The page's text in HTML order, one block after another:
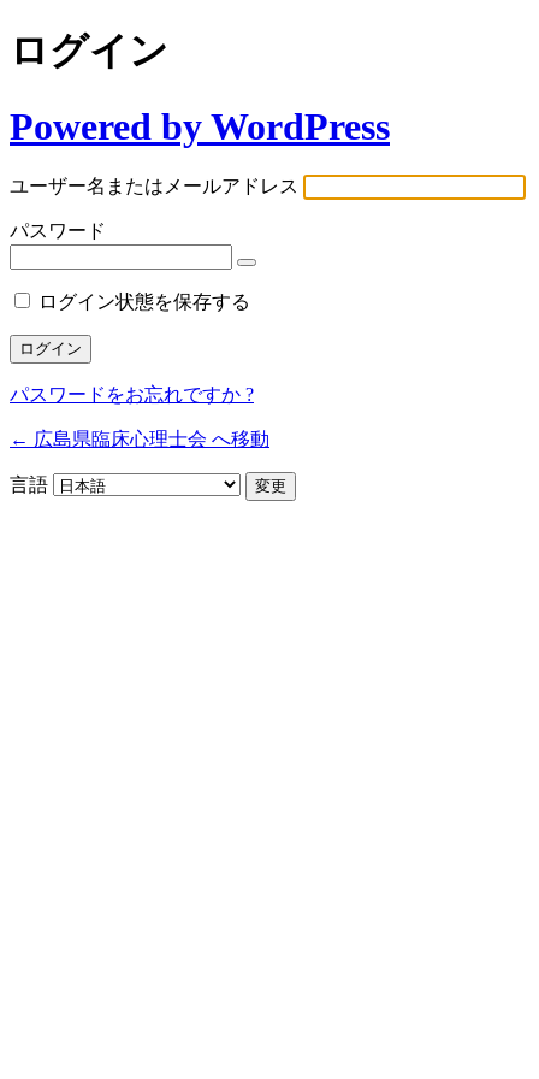
ログイン
Powered by WordPress
ユーザー名またはメールアドレス
パスワード
ログイン状態を保存する
パスワードをお忘れですか ?
← 広島県臨床心理士会 へ移動
言語